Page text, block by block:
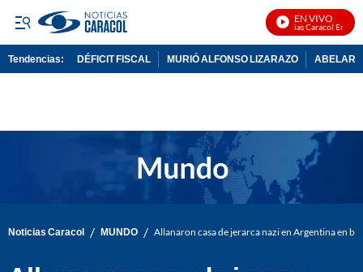
EN VIVO
Noticias Caracol En Vivo
Tendencias: DÉFICIT FISCAL MURIÓ ALFONSO LIZARAZO
Noticias Caracol / MUNDO / Allanaron casa de jerarca nazi en Argentina en